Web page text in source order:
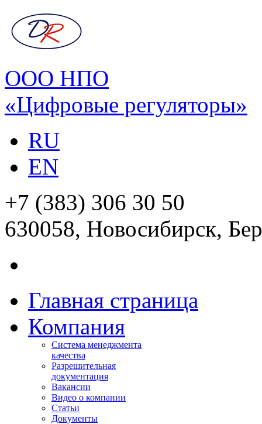
ООО НПО
«Цифровые регуляторы»
RU
EN
+7 (383) 306 30 50
630058, Новосибирск,
Главная страница
Компания
Система менеджмента
качества
Разрешительная
документация
Вакансии
Видео о компании
Статьи
Документы